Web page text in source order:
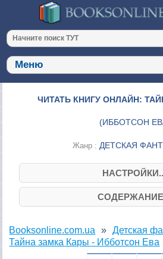
ЧИТАТЬ КНИГУ ОНЛАЙН:
(ИББОТСОН
Жанр : ДЕТСКАЯ
Booksonline.com.ua
Детская
Тайна замка Кары - Ибботсон Ева